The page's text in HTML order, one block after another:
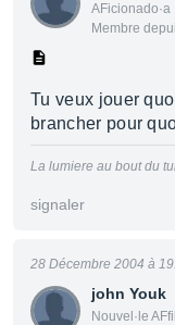
AFicionado·a
Membre
Tu veux jouer
brancher pour
La lumiere au bout du
signaler
john Youk
Nouvel·le
28 Décembre 2004 à